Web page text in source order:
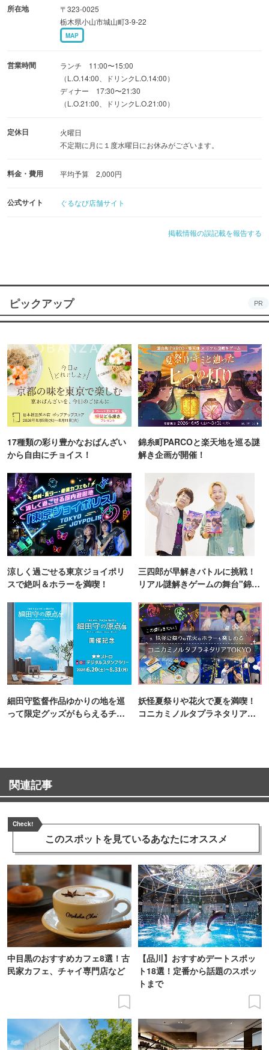
ボリューム満点の￥３０００コースです。飲み放題も承っ
ております。ご予約お待ちしております。
所在地
〒323-0025
栃木県小山市城山町3-9-22
MAP
営業時間
ランチ 11:00〜15:00
（L.O.14:00、ドリンクL.O.14:00）
ディナー 17:30〜21:30
（L.O.21:00、ドリンクL.O.21:00）
定休日
火曜日
不定期に月に１度水曜日にお休みがございます。
料金・費用 平均予算 2,000円
公式サイト ぐるなび店舗サイト
掲載情報の誤記載を報告する
ピックアップ PR
17種類の彩り豊かなおばんざい
から自由にチョイス！
錦糸町PARCOと楽天地を巡る謎
解き企画が開催！
涼しく過ごせる東京ジョイポリ
スで絶叫＆ホラーを満喫！
三四郎が早解きバトルに挑戦！
リアル謎解きゲームの舞台"錦糸
細田守監督作品ゆかりの地を巡
って限定グッズがもらえるチャ
妖怪夏祭りや花火で夏を満喫！
コニカミノルタプラネタリア
関連記事
Check!
このスポットを見ているあなたにオススメ
中目黒のおすすめカフェ8選！古
民家カフェ、チャイ専門店など
【品川】おすすめデートスポッ
ト18選！定番から話題のスポッ
トまで